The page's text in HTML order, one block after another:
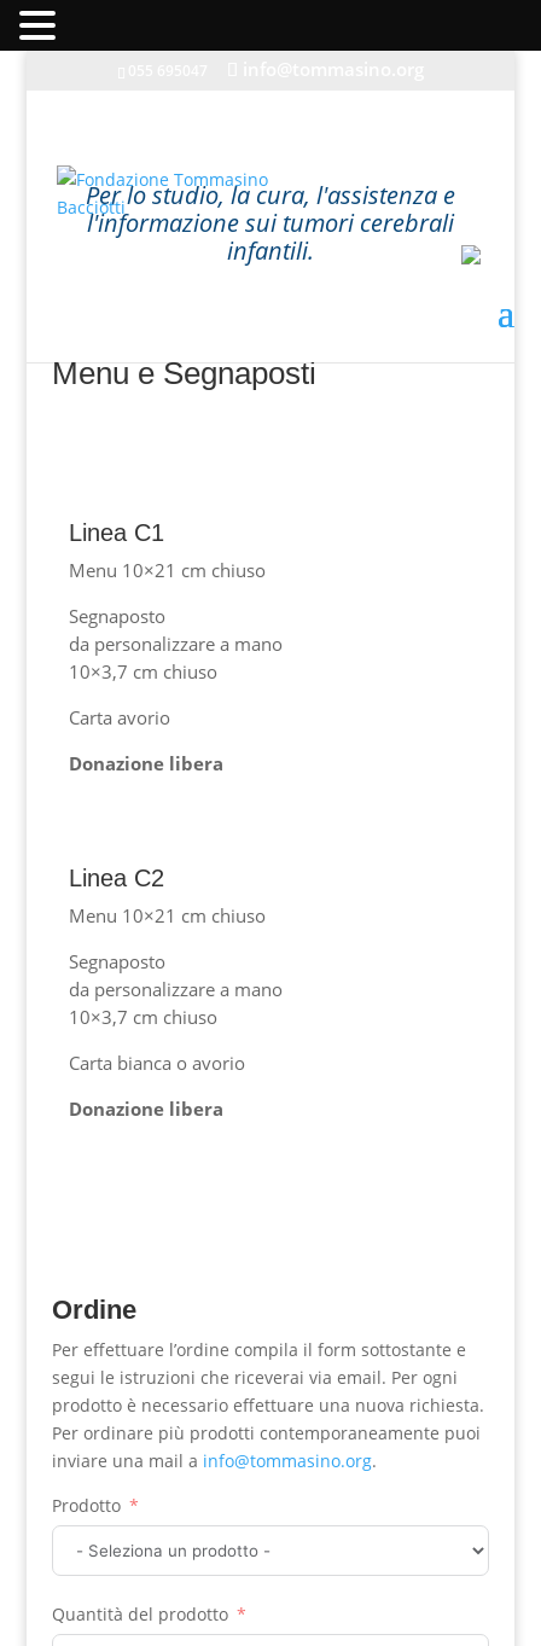
In caso di mancata risposta agli ordini, inviare una
mail a info@tommasino.org o chiamare lo 055 695047
dalle 9 alle 13
Per lo studio, la cura, l'assistenza e
l'informazione sui tumori cerebrali
infantili.
Menu e Segnaposti
Linea C1
Menu 10×21 cm chiuso
Segnaposto
da personalizzare a mano
10×3,7 cm chiuso
Carta avorio
Donazione libera
Linea C2
Menu 10×21 cm chiuso
Segnaposto
da personalizzare a mano
10×3,7 cm chiuso
Carta bianca o avorio
Donazione libera
Ordine
Per effettuare l’ordine compila il form sottostante e
segui le istruzioni che riceverai via email. Per ogni
prodotto è necessario effettuare una nuova richiesta.
Per ordinare più prodotti contemporaneamente puoi
inviare una mail a info@tommasino.org.
Prodotto
Quantità del prodotto